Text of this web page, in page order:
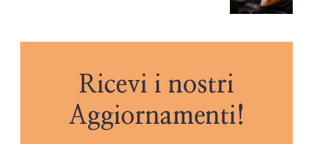
Ricevi i nostri
Aggiornamenti!